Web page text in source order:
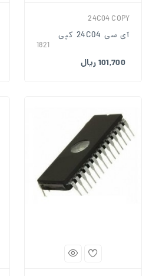
24C04 COPY
آی سی 24C04 کپی
1821
101,700 ریال